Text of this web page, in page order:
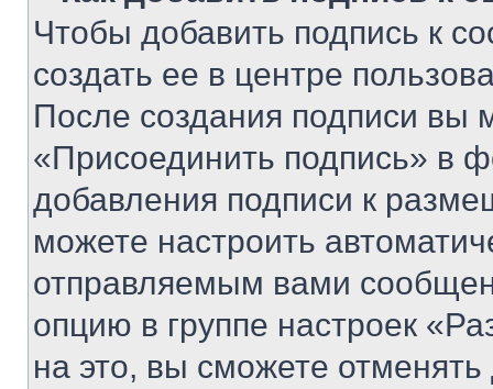
Чтобы добавить подпись к
создать ее в центре
После создания подписи вы
«Присоединить подпись» в
добавления подписи к
можете настроить
отправляемым вами
опцию в группе настроек
на это, вы сможете